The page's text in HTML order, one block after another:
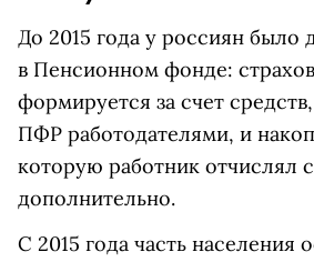
До 2015 года у россиян было
в Пенсионном фонде:
формируется за счет
ПФР работодателями, и
которую работник отчислял
дополнительно.
С 2015 года часть населения